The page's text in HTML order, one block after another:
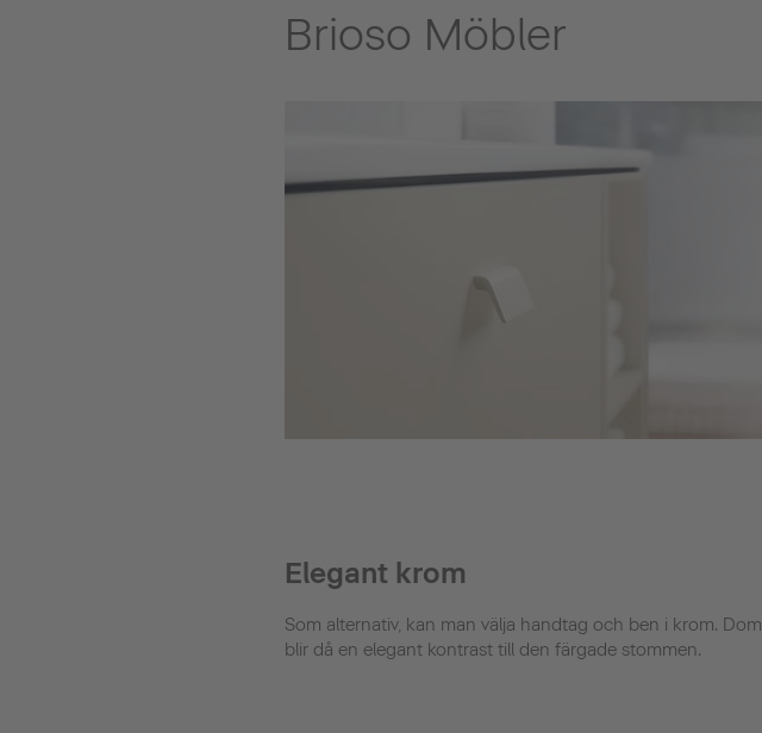
Brioso Möbler
Elegant krom
Som alternativ, kan man välja handtag och ben i krom. Dom
blir då en elegant kontrast till den färgade stommen.